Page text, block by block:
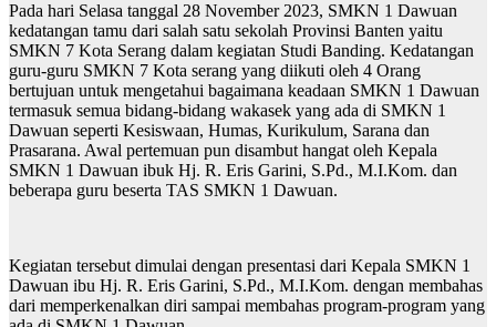
Pada hari Selasa tanggal 28 November 2023, SMKN 1 Dawuan
kedatangan tamu dari salah satu sekolah Provinsi Banten yaitu
SMKN 7 Kota Serang dalam kegiatan Studi Banding. Kedatangan
guru-guru SMKN 7 Kota serang yang diikuti oleh 4 Orang
bertujuan untuk mengetahui bagaimana keadaan SMKN 1 Dawuan
termasuk semua bidang-bidang wakasek yang ada di SMKN 1
Dawuan seperti Kesiswaan, Humas, Kurikulum, Sarana dan
Prasarana. Awal pertemuan pun disambut hangat oleh Kepala
SMKN 1 Dawuan ibuk Hj. R. Eris Garini, S.Pd., M.I.Kom. dan
beberapa guru beserta TAS SMKN 1 Dawuan.
Kegiatan tersebut dimulai dengan presentasi dari Kepala SMKN 1
Dawuan ibu Hj. R. Eris Garini, S.Pd., M.I.Kom. dengan membahas
dari memperkenalkan diri sampai membahas program-program yang